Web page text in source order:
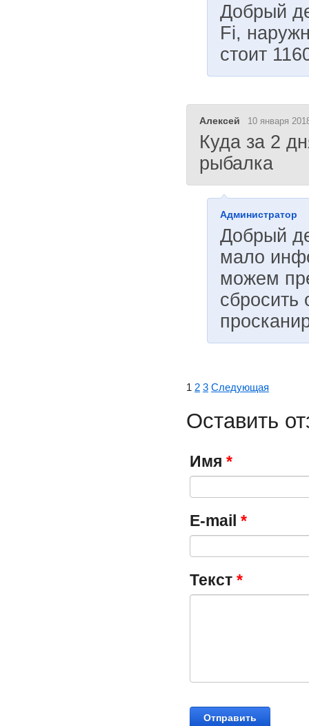
Добрый
Fi,
стоит
Алексей 10 января
Куда за 2
рыбалка
Администратор
Добрый
мало
можем
сбросить
1 2 3 Следующая
Оставить
Имя *
E-mail *
Текст *